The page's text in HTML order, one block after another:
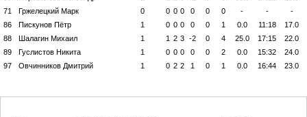
71
Гржелецкий Марк 0 0 0 0 0 0 0 - -
-
86
Пискунов Пётр 1 0 0 0 0 0 1 0.0 11:18
17.0
88
Шалагин Михаил 1 1 2 3 -2 0 4 25.0 17:15
22.0
89
Гуслистов Никита 1 0 0 0 0 0 2 0.0 15:32
24.0
97
Овчинников Дмитрий 1 0 2 2 1 0 1 0.0 16:44 23.0